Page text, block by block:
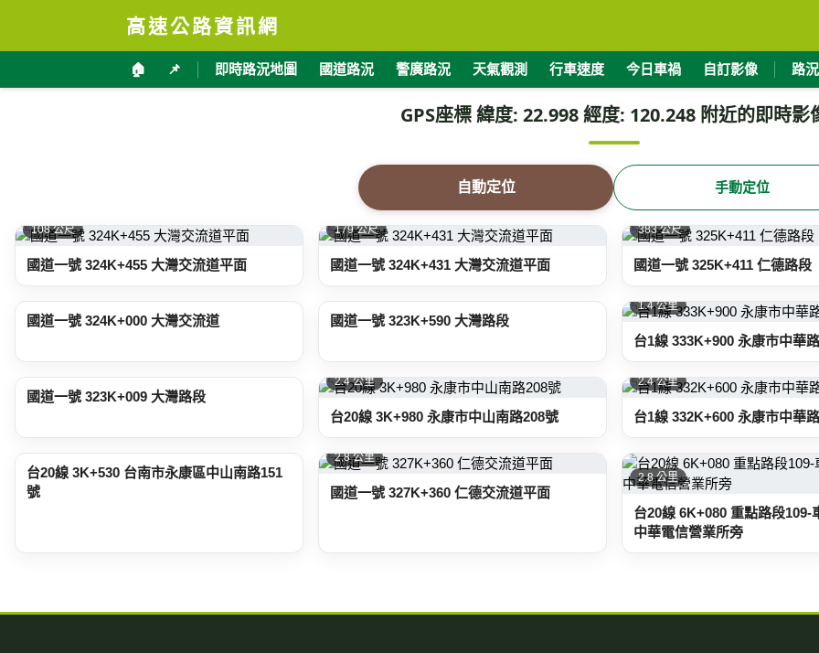
高速公路資訊網
🏠 📌 即時路況地圖 國道路況 警廣路況 天氣觀測 行車速度 今日車禍 自訂影像 路
GPS座標 緯度: 22.998 經度: 120.248 附近的即時影
自動定位 手動定位
108 公尺
國道一號 324K+455 大灣交流道平面
179 公尺
國道一號 324K+431 大灣交流道平面
383 公尺
國道一號 325K+411 仁德路段
國道一號 324K+000 大灣交流道 國道一號 323K+590 大灣路段
1.4 公里
台1線 333K+900 永康市中華
國道一號 323K+009 大灣路段
2.4 公里
台20線 3K+980 永康市中山南路208號
2.4 公里
台1線 332K+600 永康市中華
台20線 3K+530 台南市永康區中山南路151
號
2.8 公里
國道一號 327K+360 仁德交流道平面
2.8 公里
台20線 6K+080 重點路段109-
中華電信營業所旁